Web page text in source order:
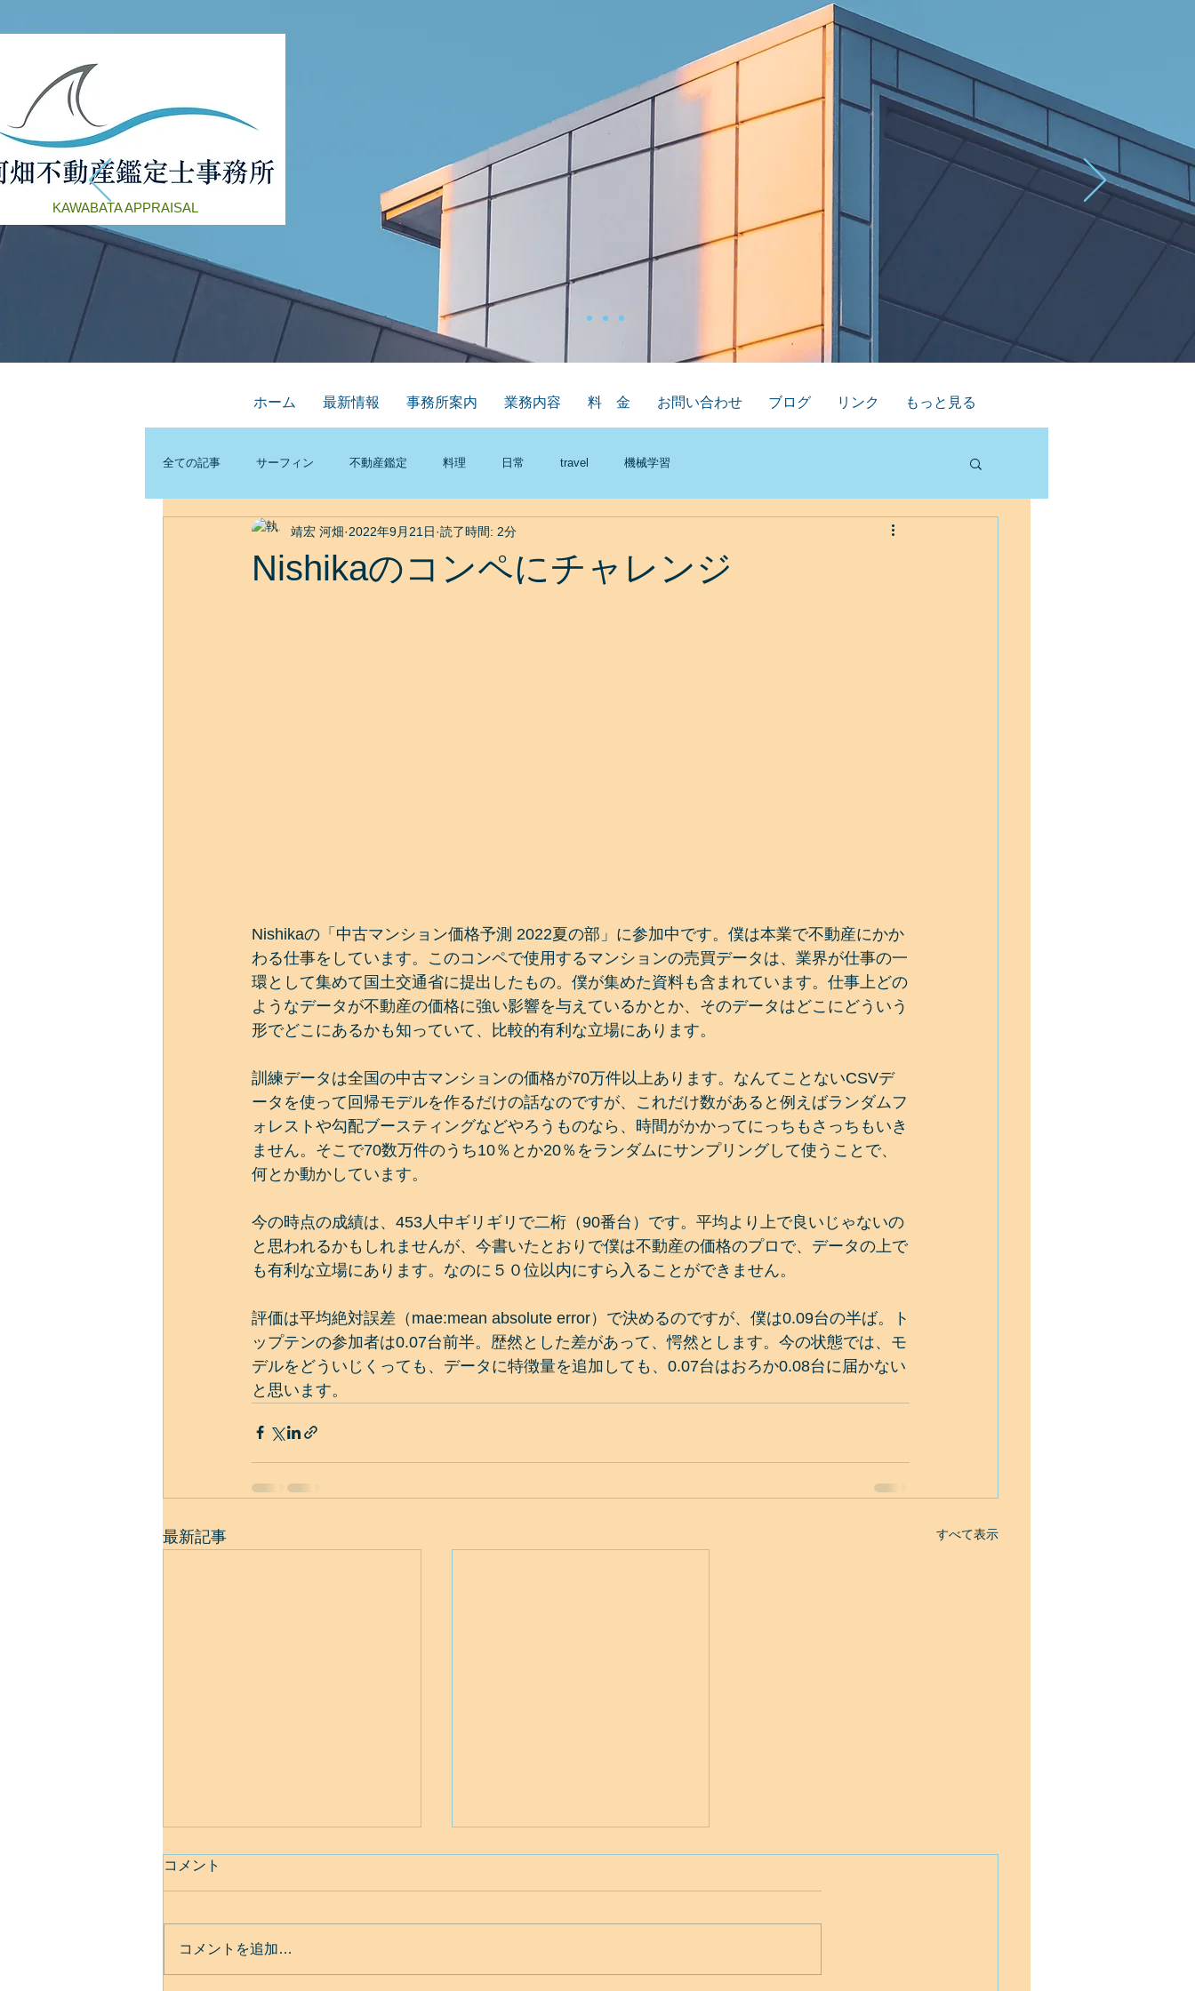
KAWABATA APPRAISAL
全ての記事 サーフィン 不動産鑑定 料理 日常 travel 機械学習
Nishikaのコンペにチャレンジ
靖宏 河畑 2022年9月21日 読了時間: 2分
Nishikaの「中古マンション価格予測 2022夏の部」に参加中です。僕は本業で不動産にかか
わる仕事をしています。このコンペで使用するマンションの売買データは、業界が仕事の一
環として集めて国土交通省に提出したもの。僕が集めた資料も含まれています。仕事上どの
ようなデータが不動産の価格に強い影響を与えているかとか、そのデータはどこにどういう
形でどこにあるかも知っていて、比較的有利な立場にあります。
訓練データは全国の中古マンションの価格が70万件以上あります。なんてことないCSVデ
ータを使って回帰モデルを作るだけの話なのですが、これだけ数があると例えばランダムフ
ォレストや勾配ブースティングなどやろうものなら、時間がかかってにっちもさっちもいき
ません。そこで70数万件のうち10％とか20％をランダムにサンプリングして使うことで、
何とか動かしています。
今の時点の成績は、453人中ギリギリで二桁（90番台）です。平均より上で良いじゃないの
と思われるかもしれませんが、今書いたとおりで僕は不動産の価格のプロで、データの上で
も有利な立場にあります。なのに５０位以内にすら入ることができません。
評価は平均絶対誤差（mae:mean absolute error）で決めるのですが、僕は0.09台の半ば。ト
ップテンの参加者は0.07台前半。歴然とした差があって、愕然とします。今の状態では、モ
デルをどういじくっても、データに特徴量を追加しても、0.07台はおろか0.08台に届かない
と思います。
最新記事 すべて表示
コメント
コメントを追加…
ホーム 最新情報 事務所案内 業務内容 料 金 お問い合わせ ブログ リンク もっと見る